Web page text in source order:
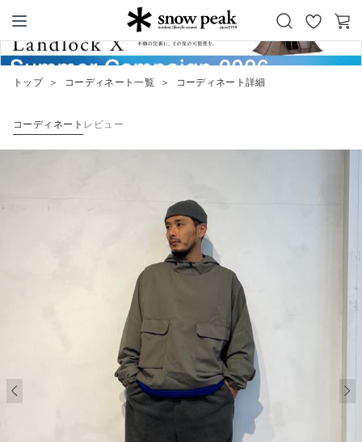
Snow Peak
お
気
カ
ー
トップ ＞ コーディネート一覧 ＞ コーディネート詳細
コーディネート レビュー